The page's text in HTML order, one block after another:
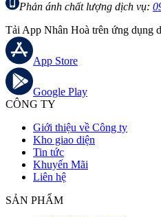
Phản ánh chất lượng dịch vụ:
Tải App Nhân Hoà trên ứng dụng
App Store
Google Play
CÔNG TY
Giới thiệu về Công ty
Kho giao diện
Tin tức
Khuyến Mãi
Liên hệ
SẢN PHẨM